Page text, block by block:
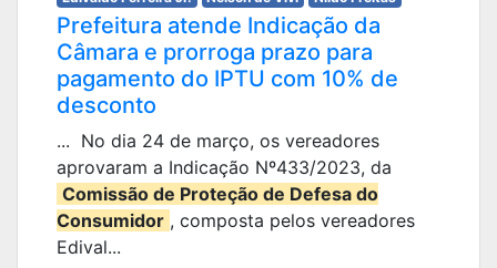
Prefeitura atende Indicação da
Câmara e prorroga prazo para
pagamento do IPTU com 10% de
desconto
... No dia 24 de março, os vereadores
aprovaram a Indicação Nº433/2023, da
Comissão de Proteção de Defesa do
Consumidor , composta pelos vereadores
Edival...